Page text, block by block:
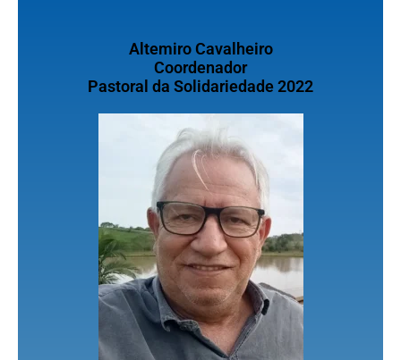
Altemiro Cavalheiro
Coordenador
Pastoral da Solidariedade 2022